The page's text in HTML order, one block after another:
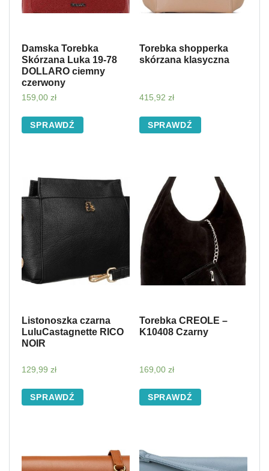
Damska Torebka
Skórzana Luka 19-78
DOLLARO ciemny
czerwony
159,00 zł
SPRAWDŹ
Torebka shopperka
skórzana klasyczna
415,92 zł
SPRAWDŹ
Listonoszka czarna
LuluCastagnette RICO
NOIR
129,99 zł
SPRAWDŹ
Torebka CREOLE –
K10408 Czarny
169,00 zł
SPRAWDŹ